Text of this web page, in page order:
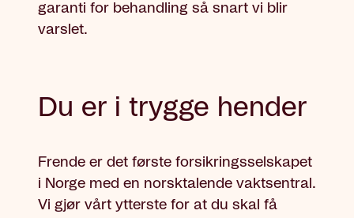
garanti for behandling så snart vi blir
varslet.
Du er i trygge hender
Frende er det første forsikringsselskapet
i Norge med en norsktalende vaktsentral.
Vi gjør vårt ytterste for at du skal få